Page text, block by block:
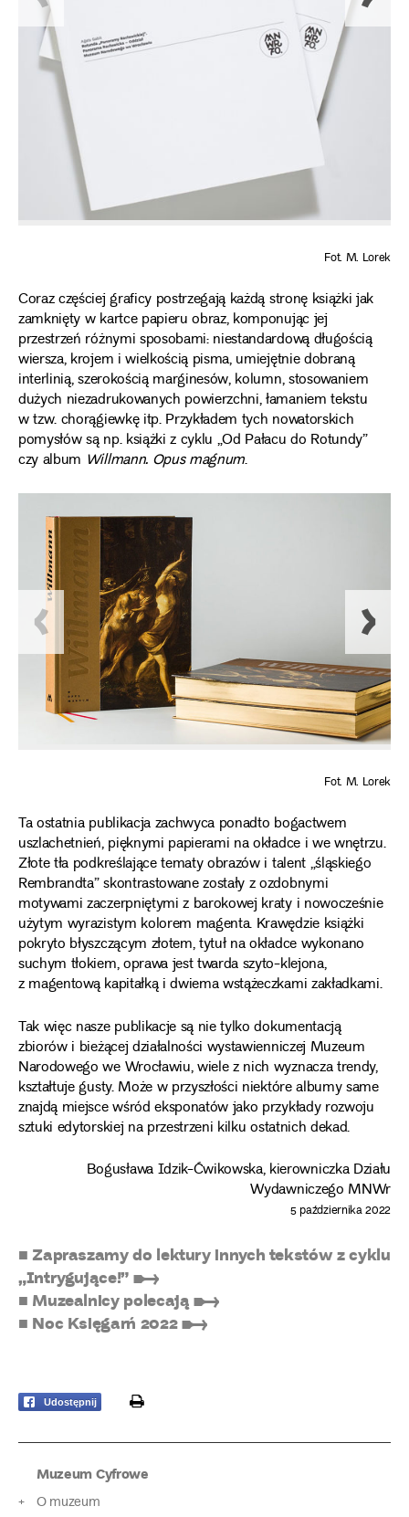
Fot. M. Lorek
Coraz częściej graficy postrzegają każdą stronę książki jak
zamknięty w kartce papieru obraz, komponując jej
przestrzeń różnymi sposobami: niestandardową długością
wiersza, krojem i wielkością pisma, umiejętnie dobraną
interlinią, szerokością marginesów, kolumn, stosowaniem
dużych niezadrukowanych powierzchni, łamaniem tekstu
w tzw. chorągiewkę itp. Przykładem tych nowatorskich
pomysłów są np. książki z cyklu „Od Pałacu do Rotundy”
czy album Willmann. Opus magnum.
Fot. M. Lorek
Ta ostatnia publikacja zachwyca ponadto bogactwem
uszlachetnień, pięknymi papierami na okładce i we wnętrzu.
Złote tła podkreślające tematy obrazów i talent „śląskiego
Rembrandta” skontrastowane zostały z ozdobnymi
motywami zaczerpniętymi z barokowej kraty i nowocześnie
użytym wyrazistym kolorem magenta. Krawędzie książki
pokryto błyszczącym złotem, tytuł na okładce wykonano
suchym tłokiem, oprawa jest twarda szyto-klejona,
z magentową kapitałką i dwiema wstążeczkami zakładkami.
Tak więc nasze publikacje są nie tylko dokumentacją
zbiorów i bieżącej działalności wystawienniczej Muzeum
Narodowego we Wrocławiu, wiele z nich wyznacza trendy,
kształtuje gusty. Może w przyszłości niektóre albumy same
znajdą miejsce wśród eksponatów jako przykłady rozwoju
sztuki edytorskiej na przestrzeni kilku ostatnich dekad.
Bogusława Idzik-Ćwikowska, kierowniczka Działu
Wydawniczego MNWr
5 października 2022
■ Zapraszamy do lektury innych tekstów z cyklu
„Intrygujące!” ➸
■ Muzealnicy polecają ➸
■ Noc Księgarń 2022 ➸
Udostępnij print
Muzeum Cyfrowe
O muzeum